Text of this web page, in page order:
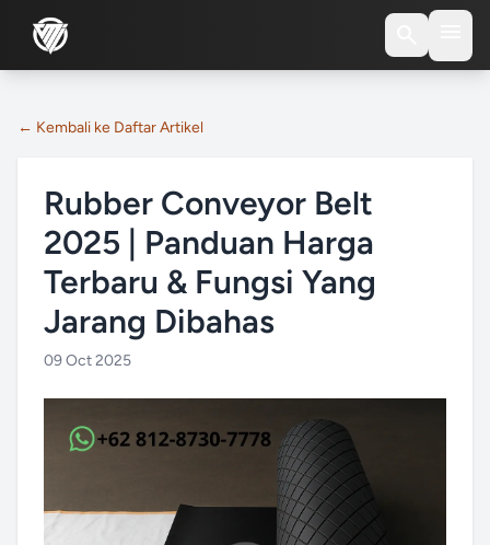
← Kembali ke Daftar Artikel
Rubber Conveyor Belt
2025 | Panduan Harga
Terbaru & Fungsi Yang
Jarang Dibahas
09 Oct 2025